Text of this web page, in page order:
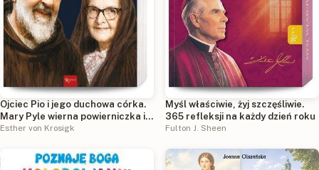
Ojciec Pio i jego duchowa córka.
Mary Pyle wierna powierniczka i
opiekunka rodziców
Esther von Krosigk
Myśl właściwie, żyj szczęśliwie.
365 refleksji na każdy dzień roku
Fulton J. Sheen